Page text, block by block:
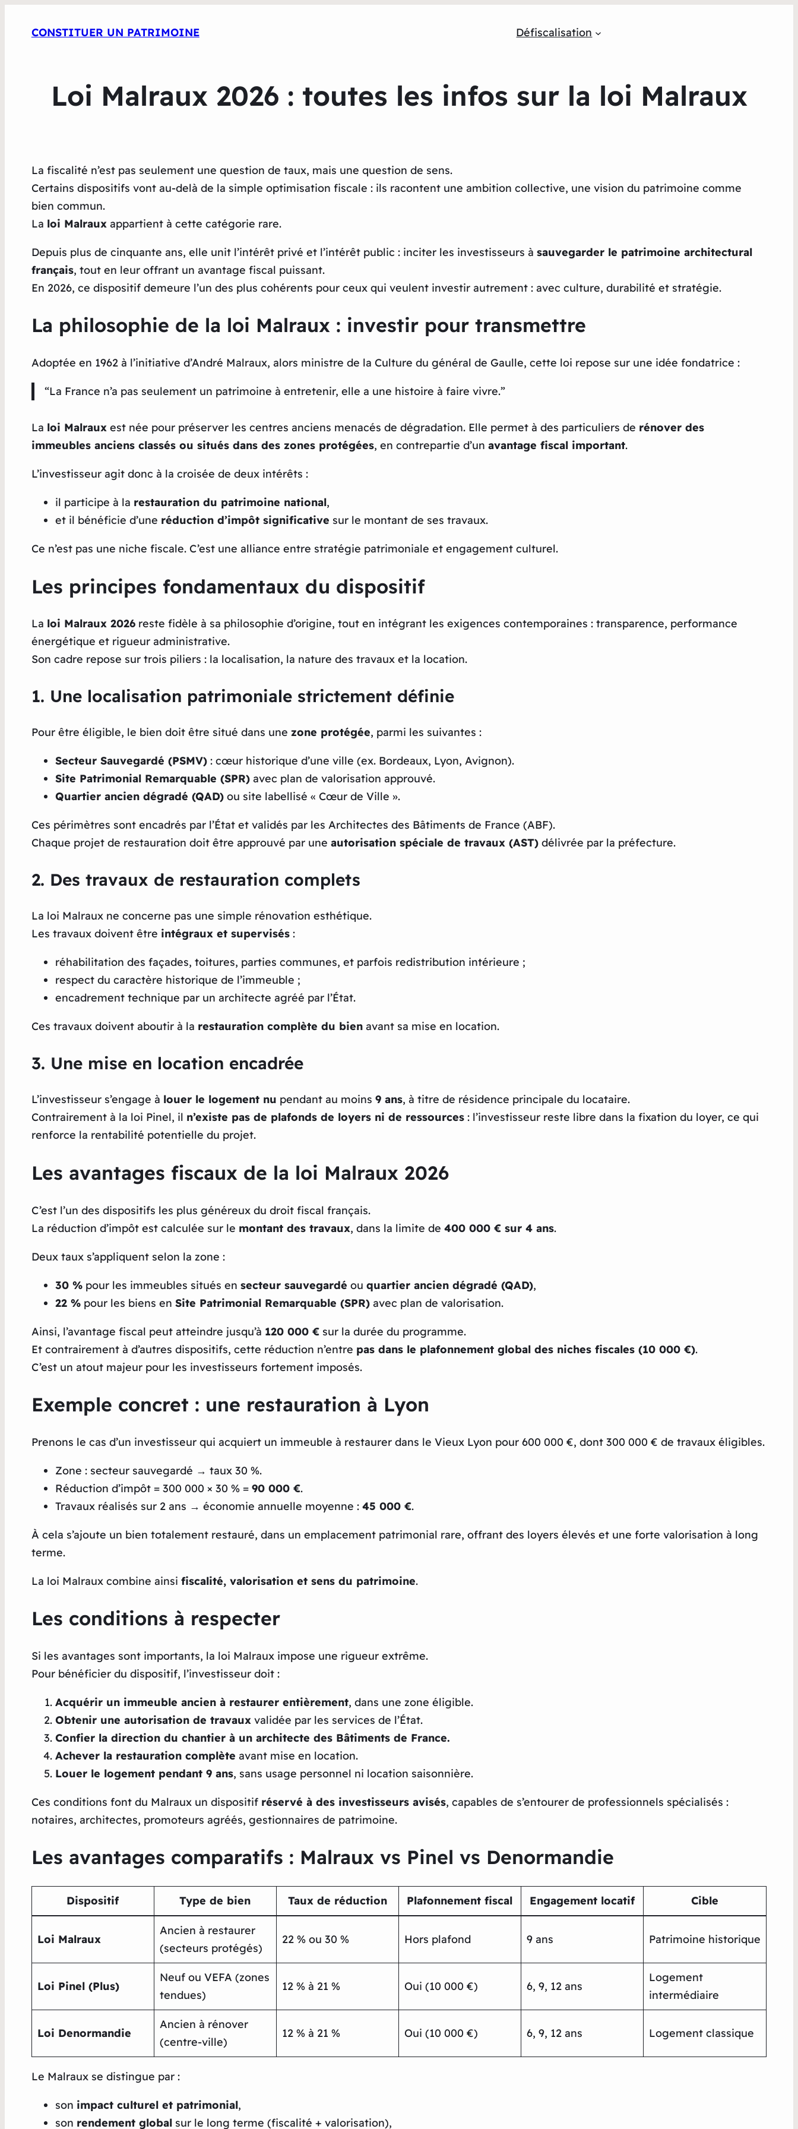
CONSTITUER UN PATRIMOINE Défiscalisation
Loi Malraux 2026 : toutes les infos sur la loi Malraux
La fiscalité n’est pas seulement une question de taux, mais une question de sens.
Certains dispositifs vont au-delà de la simple optimisation fiscale : ils racontent une ambition collective, une vision du patrimoine comme
bien commun.
La loi Malrauxappartient à cette catégorie rare.
Depuis plus de cinquante ans, elle unit l’intérêt privé et l’intérêt public : inciter les investisseurs à sauvegarder le patrimoine architectural
français, tout en leur offrant un avantage fiscal puissant.
En 2026, ce dispositif demeure l’un des plus cohérents pour ceux qui veulent investir autrement : avec culture, durabilité et stratégie.
La philosophie de la loi Malraux : investir pour transmettre
Adoptée en 1962 à l’initiative d’André Malraux, alors ministre de la Culture du général de Gaulle, cette loi repose sur une idée fondatrice :
“La France n’a pas seulement un patrimoine à entretenir, elle a une histoire à faire vivre.”
La loi Malrauxest née pour préserver les centres anciens menacés de dégradation. Elle permet à des particuliers de rénover des
immeubles anciens classés ou situés dans des zones protégées, en contrepartie d’un avantage fiscal important.
L’investisseur agit donc à la croisée de deux intérêts :
il participe à la restauration du patrimoine national,
et il bénéficie d’une réduction d’impôt significative sur le montant de ses travaux.
Ce n’est pas une niche fiscale. C’est une alliance entre stratégie patrimoniale et engagement culturel.
Les principes fondamentaux du dispositif
La loi Malraux 2026reste fidèle à sa philosophie d’origine, tout en intégrant les exigences contemporaines : transparence, performance
énergétique et rigueur administrative.
Son cadre repose sur trois piliers : la localisation, la nature des travaux et la location.
1. Une localisation patrimoniale strictement définie
Pour être éligible, le bien doit être situé dans une zone protégée, parmi les suivantes :
Secteur Sauvegardé (PSMV): cœur historique d’une ville (ex. Bordeaux, Lyon, Avignon).
Site Patrimonial Remarquable (SPR)avec plan de valorisation approuvé.
Quartier ancien dégradé (QAD)ou site labellisé « Cœur de Ville ».
Ces périmètres sont encadrés par l’État et validés par les Architectes des Bâtiments de France (ABF).
Chaque projet de restauration doit être approuvé par une autorisation spéciale de travaux (AST)délivrée par la préfecture.
2. Des travaux de restauration complets
La loi Malraux ne concerne pas une simple rénovation esthétique.
Les travaux doivent être intégraux et supervisés:
réhabilitation des façades, toitures, parties communes, et parfois redistribution intérieure ;
respect du caractère historique de l’immeuble ;
encadrement technique par un architecte agréé par l’État.
Ces travaux doivent aboutir à la restauration complète du bienavant sa mise en location.
3. Une mise en location encadrée
L’investisseur s’engage à louer le logement nu pendant au moins 9 ans, à titre de résidence principale du locataire.
Contrairement à la loi Pinel, il n’existe pas de plafonds de loyers ni de ressources: l’investisseur reste libre dans la fixation du loyer, ce qui
renforce la rentabilité potentielle du projet.
Les avantages fiscaux de la loi Malraux 2026
C’est l’un des dispositifs les plus généreux du droit fiscal français.
La réduction d’impôt est calculée sur le montant des travaux, dans la limite de 400 000 € sur 4 ans.
Deux taux s’appliquent selon la zone :
30 %pour les immeubles situés en secteur sauvegardé ou quartier ancien dégradé (QAD),
22 %pour les biens en Site Patrimonial Remarquable (SPR)avec plan de valorisation.
Ainsi, l’avantage fiscal peut atteindre jusqu’à 120 000 €sur la durée du programme.
Et contrairement à d’autres dispositifs, cette réduction n’entre pas dans le plafonnement global des niches fiscales (10 000 €).
C’est un atout majeur pour les investisseurs fortement imposés.
Exemple concret : une restauration à Lyon
Prenons le cas d’un investisseur qui acquiert un immeuble à restaurer dans le Vieux Lyon pour 600 000 €, dont 300 000 € de travaux éligibles.
Zone : secteur sauvegardé → taux 30 %.
Réduction d’impôt = 300 000 × 30 % = 90 000 €.
Travaux réalisés sur 2 ans → économie annuelle moyenne : 45 000 €.
À cela s’ajoute un bien totalement restauré, dans un emplacement patrimonial rare, offrant des loyers élevés et une forte valorisation à long
terme.
La loi Malraux combine ainsi fiscalité, valorisation et sens du patrimoine.
Les conditions à respecter
Si les avantages sont importants, la loi Malraux impose une rigueur extrême.
Pour bénéficier du dispositif, l’investisseur doit :
Acquérir un immeuble ancien à restaurer entièrement, dans une zone éligible.
Obtenir une autorisation de travauxvalidée par les services de l’État.
Confier la direction du chantier à un architecte des Bâtiments de France.
Achever la restauration complète avant mise en location.
Louer le logement pendant 9 ans, sans usage personnel ni location saisonnière.
Ces conditions font du Malraux un dispositif réservé à des investisseurs avisés, capables de s’entourer de professionnels spécialisés :
notaires, architectes, promoteurs agréés, gestionnaires de patrimoine.
Les avantages comparatifs : Malraux vs Pinel vs Denormandie
Dispositif Type de bien Taux de réduction Plafonnement fiscal Engagement locatif Cible
Loi Malraux
Ancien à restaurer
(secteurs protégés)
22 % ou 30 % Hors plafond 9 ans Patrimoine historique
Loi Pinel (Plus)
Neuf ou VEFA (zones
tendues)
12 % à 21 % Oui (10 000 €) 6, 9, 12 ans
Logement
intermédiaire
Loi Denormandie
Ancien à rénover
(centre-ville)
12 % à 21 % Oui (10 000 €) 6, 9, 12 ans Logement classique
Le Malraux se distingue par :
son impact culturel et patrimonial,
son rendement globalsur le long terme (fiscalité + valorisation),